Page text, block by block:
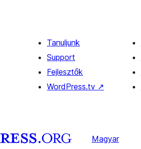
Tanuljunk
Support
Fejlesztők
WordPress.tv ↗
Magyar